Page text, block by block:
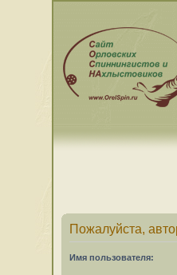
Пожалуйста,
Имя пользователя: